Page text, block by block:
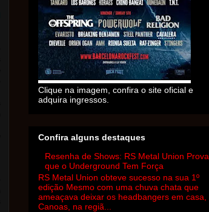
Clique na imagem, confira o site oficial e
adquira ingressos.
Confira alguns destaques
Resenha de Shows: RS Metal Union Prova
que o Underground Tem Força
RS Metal Union obteve sucesso na sua 1º
edição Mesmo com uma chuva chata que
ameaçava deixar os headbangers em casa,
Canoas, na regiã...